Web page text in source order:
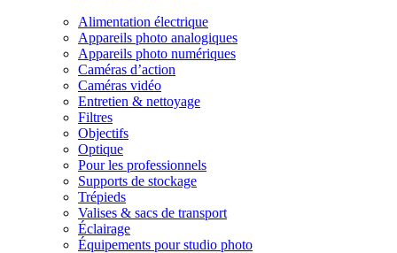
Alimentation électrique
Appareils photo analogiques
Appareils photo numériques
Caméras d’action
Caméras vidéo
Entretien & nettoyage
Filtres
Objectifs
Optique
Pour les professionnels
Supports de stockage
Trépieds
Valises & sacs de transport
Éclairage
Équipements pour studio photo